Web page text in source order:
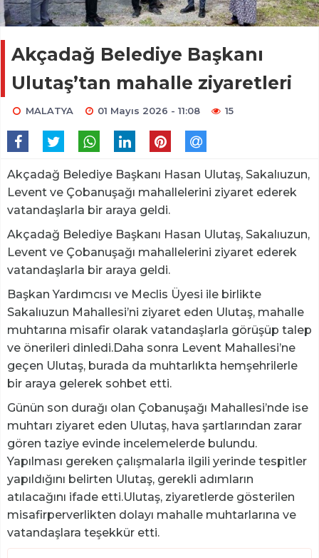
Akçadağ Belediye Başkanı
Ulutaş’tan mahalle ziyaretleri
MALATYA 01 Mayıs 2026 - 11:08 15
Akçadağ Belediye Başkanı Hasan Ulutaş, Sakalıuzun,
Levent ve Çobanuşağı mahallelerini ziyaret ederek
vatandaşlarla bir araya geldi.
Akçadağ Belediye Başkanı Hasan Ulutaş, Sakalıuzun,
Levent ve Çobanuşağı mahallelerini ziyaret ederek
vatandaşlarla bir araya geldi.
Başkan Yardımcısı ve Meclis Üyesi ile birlikte
Sakalıuzun Mahallesi’ni ziyaret eden Ulutaş, mahalle
muhtarına misafir olarak vatandaşlarla görüşüp talep
ve önerileri dinledi.Daha sonra Levent Mahallesi’ne
geçen Ulutaş, burada da muhtarlıkta hemşehrilerle
bir araya gelerek sohbet etti.
Günün son durağı olan Çobanuşağı Mahallesi’nde ise
muhtarı ziyaret eden Ulutaş, hava şartlarından zarar
gören taziye evinde incelemelerde bulundu.
Yapılması gereken çalışmalarla ilgili yerinde tespitler
yapıldığını belirten Ulutaş, gerekli adımların
atılacağını ifade etti.Ulutaş, ziyaretlerde gösterilen
misafirperverlikten dolayı mahalle muhtarlarına ve
vatandaşlara teşekkür etti.